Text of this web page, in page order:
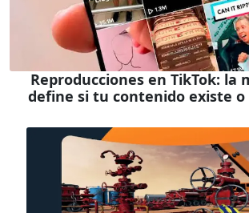
Reproducciones en TikTok: la
define si tu contenido existe o